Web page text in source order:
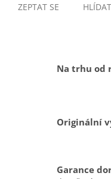
ZEPTAT SE HLÍDAT
Na trhu od
Originální
Garance